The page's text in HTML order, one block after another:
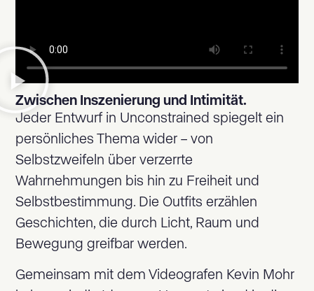
Jeder Entwurf in Unconstrained spiegelt ein
persönliches Thema wider – von
Selbstzweifeln über verzerrte
Wahrnehmungen bis hin zu Freiheit und
Selbstbestimmung. Die Outfits erzählen
Geschichten, die durch Licht, Raum und
Bewegung greifbar werden.
Gemeinsam mit dem Videografen Kevin Mohr
Zwischen Inszenierung und Intimität.